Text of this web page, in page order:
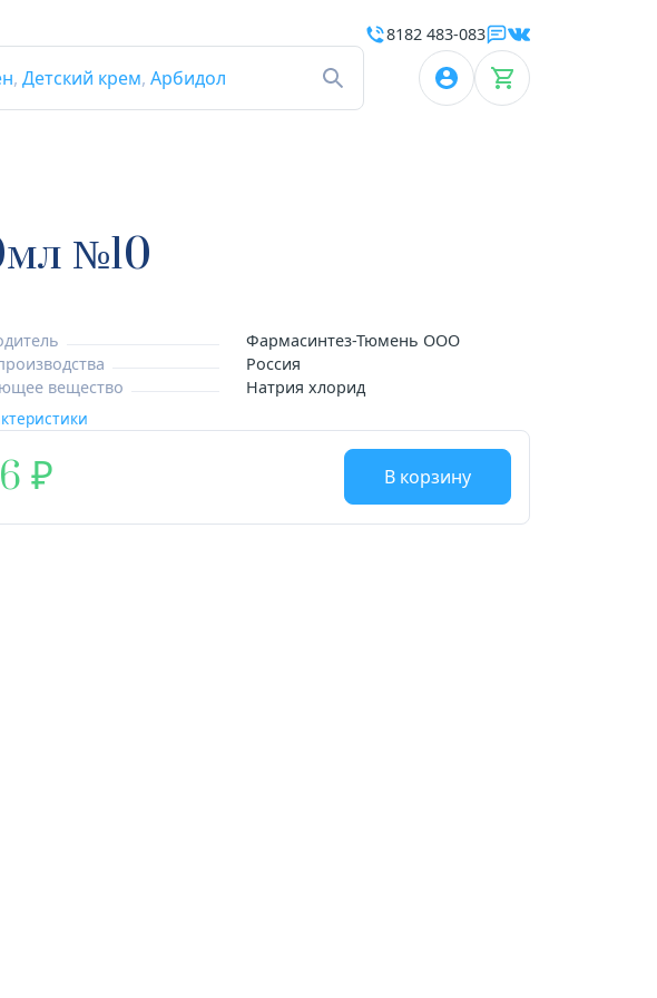
, Детский крем, Арбидол
8182 483-083
№10
Фармасинтез-Тюмень ООО
Россия
вещество
Натрия хлорид
В корзину